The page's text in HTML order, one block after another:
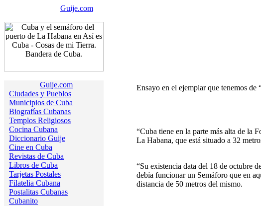
Guije.com
Guije.com
Ciudades y Pueblos
Municipios de Cuba
Biografías Cubanas
Templos Religiosos
Cocina Cubana
Diccionario Guije
Cine en Cuba
Revistas de Cuba
Libros de Cuba
Tarjetas Postales
Filatelia Cubana
Postalitas Cubanas
Cubanito
Ensayo en el ejemplar que tenemos
“Cuba tiene en la parte más alta de la
La Habana, que está situado a 32
“Su existencia data del 18 de octubre
debía funcionar un Semáforo que en
distancia de 50 metros del mismo.